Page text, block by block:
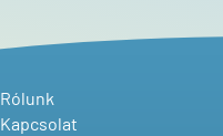
Rólunk
Kapcsolat